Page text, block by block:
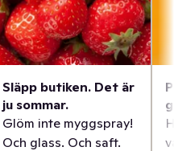
Släpp butiken. Det är
ju sommar.
Glöm inte myggspray!
Och glass. Och saft.